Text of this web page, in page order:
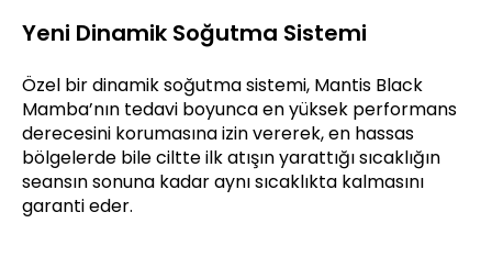
Yeni Dinamik Soğutma Sistemi
Özel bir dinamik soğutma sistemi, Mantis Black
Mamba’nın tedavi boyunca en yüksek performans
derecesini korumasına izin vererek, en hassas
bölgelerde bile ciltte ilk atışın yarattığı sıcaklığın
seansın sonuna kadar aynı sıcaklıkta kalmasını
garanti eder.